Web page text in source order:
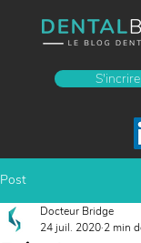
Post
Docteur Bridge
24 juil. 2020 2 min